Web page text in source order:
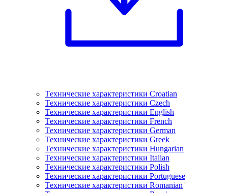
Tехнические характеристики Croatian
Tехнические характеристики Czech
Tехнические характеристики English
Tехнические характеристики French
Tехнические характеристики German
Tехнические характеристики Greek
Tехнические характеристики Hungarian
Tехнические характеристики Italian
Tехнические характеристики Polish
Tехнические характеристики Portuguese
Tехнические характеристики Romanian